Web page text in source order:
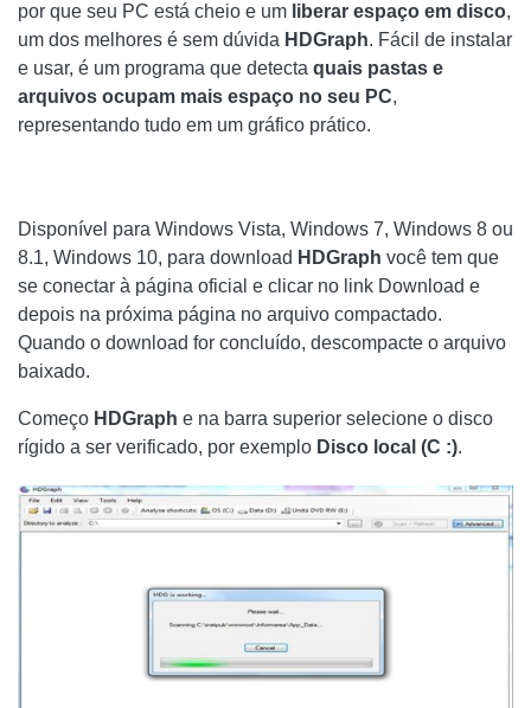
COMO COMPARAR DOIS ARQUIVOS DE TEXTO
PROGRAMAS PARA ELIMINAR ARQUIVOS
DESNECESSÁRIOS
COMO FAZER DOWNLOAD E CLONAR UM SITE INTEIRO
por que seu PC está cheio e um liberar espaço em disco,
um dos melhores é sem dúvida HDGraph. Fácil de instalar
e usar, é um programa que detecta quais pastas e
arquivos ocupam mais espaço no seu PC,
representando tudo em um gráfico prático.
Disponível para Windows Vista, Windows 7, Windows 8 ou
8.1, Windows 10, para download HDGraph você tem que
se conectar à página oficial e clicar no link Download e
depois na próxima página no arquivo compactado.
Quando o download for concluído, descompacte o arquivo
baixado.
Começo HDGraph e na barra superior selecione o disco
rígido a ser verificado, por exemplo Disco local (C :).